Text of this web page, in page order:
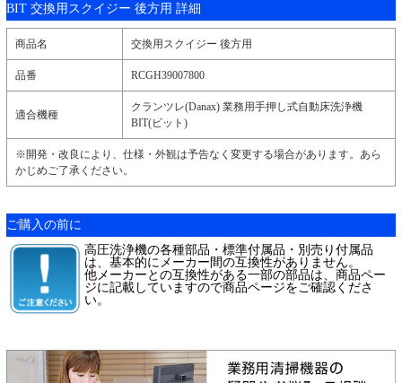
BIT 交換用スクイジー 後方用 詳細
商品名 交換用スクイジー 後方用
品番 RCGH39007800
適合機種
クランツレ(Danax) 業務用手押し式自動床洗浄機
BIT(ビット)
※開発・改良により、仕様・外観は予告なく変更する場合があります。あら
かじめご了承ください。
ご購入の前に
高圧洗浄機の各種部品・標準付属品・別売り付属品
は、基本的にメーカー間の互換性がありません。
他メーカーとの互換性がある一部の部品は、商品ペー
ジに記載していますので商品ページをご確認くださ
い。